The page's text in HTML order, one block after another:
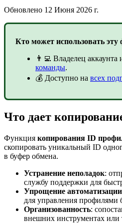
Обновлено 12 Июня 2026 г.
Кто может использовать
👨‍💻 Владелец аккаунта
команды.
💰 Доступно на всех
Что дает
Функция копирования ID
скопировать уникальный ID
в буфер обмена.
Устранение неполадок:
службу поддержки для
Упрощение автоматизации
для управления профилями
Организованность:
внешних инструментах или